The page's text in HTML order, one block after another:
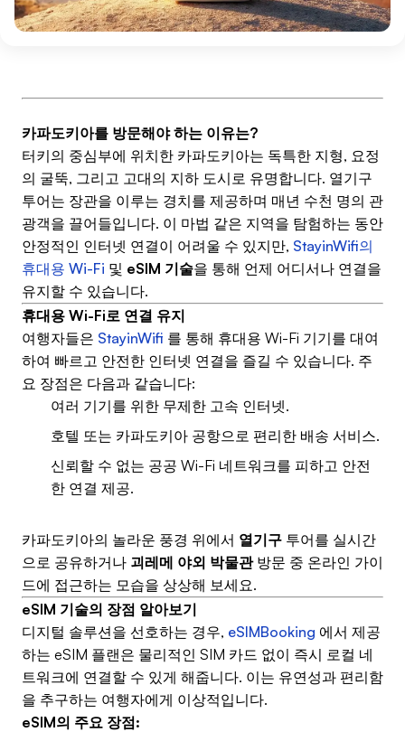
카파도키아를 방문해야 하는 이유는?
터키의 중심부에 위치한 카파도키아는 독특한 지형, 요정
의 굴뚝, 그리고 고대의 지하 도시로 유명합니다. 열기구
투어는 장관을 이루는 경치를 제공하며 매년 수천 명의 관
광객을 끌어들입니다. 이 마법 같은 지역을 탐험하는 동안
안정적인 인터넷 연결이 어려울 수 있지만, StayinWifi의
휴대용 Wi-Fi 및 eSIM 기술을 통해 언제 어디서나 연결을
유지할 수 있습니다.
휴대용 Wi-Fi로 연결 유지
여행자들은 StayinWifi 를 통해 휴대용 Wi-Fi 기기를 대여
하여 빠르고 안전한 인터넷 연결을 즐길 수 있습니다. 주
요 장점은 다음과 같습니다:
여러 기기를 위한 무제한 고속 인터넷.
호텔 또는 카파도키아 공항으로 편리한 배송 서비스.
신뢰할 수 없는 공공 Wi-Fi 네트워크를 피하고 안전
한 연결 제공.
카파도키아의 놀라운 풍경 위에서 열기구 투어를 실시간
으로 공유하거나 괴레메 야외 박물관방문 중 온라인 가이
드에 접근하는 모습을 상상해 보세요.
eSIM 기술의 장점 알아보기
디지털 솔루션을 선호하는 경우, eSIMBooking 에서 제공
하는 eSIM 플랜은 물리적인 SIM 카드 없이 즉시 로컬 네
트워크에 연결할 수 있게 해줍니다. 이는 유연성과 편리함
을 추구하는 여행자에게 이상적입니다.
eSIM의 주요 장점: